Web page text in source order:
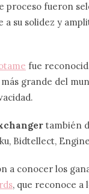
proceso fueron
a su solidez y
fue
grande del
también
Bidtellect,
a conocer los
, que reconoce